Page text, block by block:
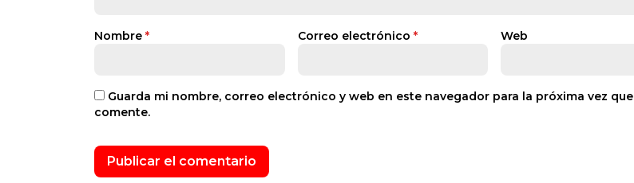
Nombre * Correo electrónico * Web
Guarda mi nombre, correo electrónico y web en este navegador para la próxima vez que
comente.